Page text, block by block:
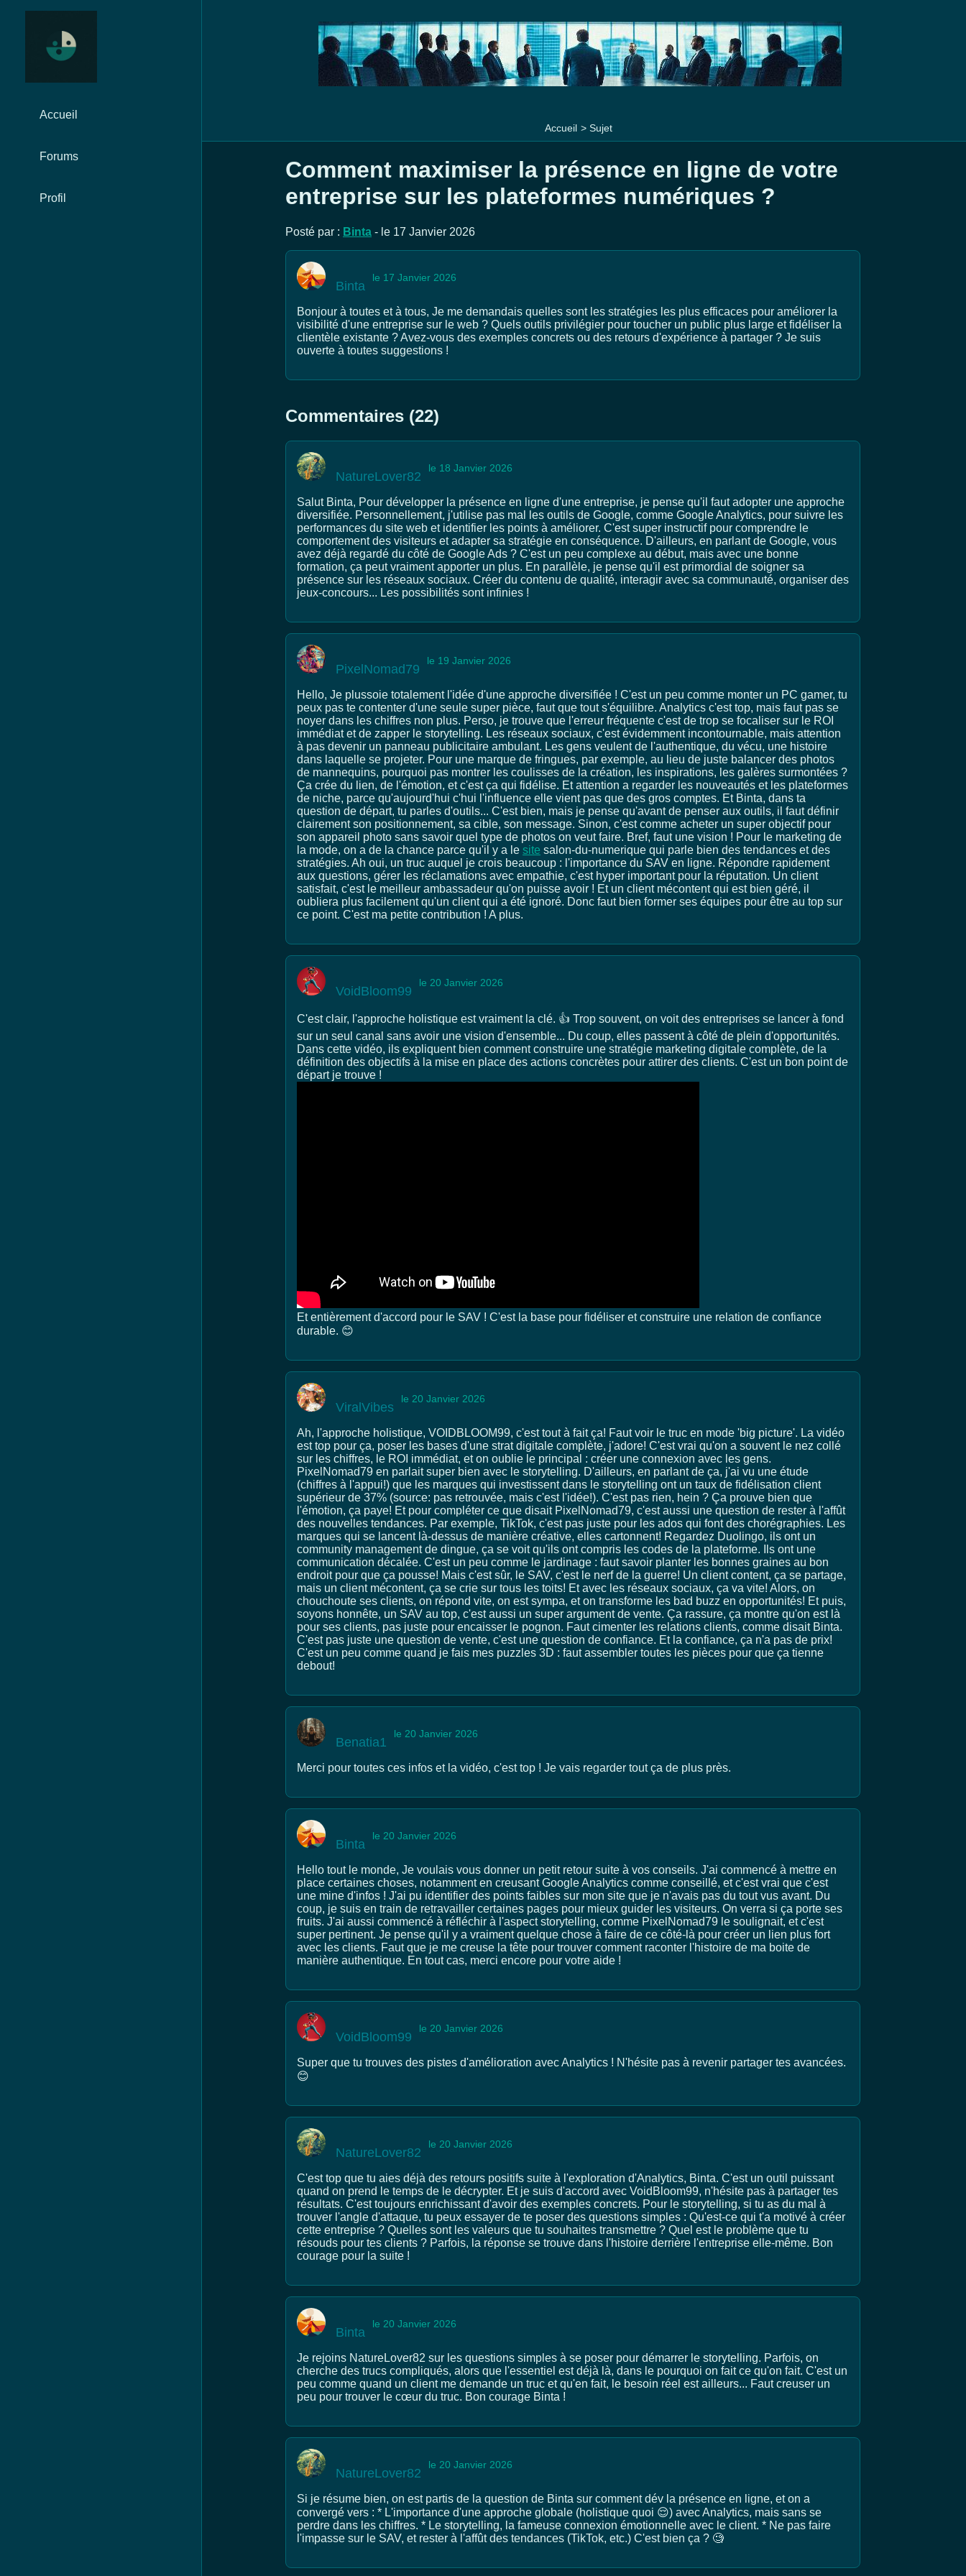
Accueil > Sujet
Accueil
Forums
Profil
Comment maximiser la présence en ligne de votre
entreprise sur les plateformes numériques ?
Posté par : Binta - le 17 Janvier 2026
Binta
le 17 Janvier 2026
Bonjour à toutes et à tous, Je me demandais quelles sont les stratégies les plus efficaces pour améliorer la
visibilité d'une entreprise sur le web ? Quels outils privilégier pour toucher un public plus large et fidéliser la
clientèle existante ? Avez-vous des exemples concrets ou des retours d'expérience à partager ? Je suis
ouverte à toutes suggestions !
Commentaires (22)
NatureLover82
le 18 Janvier 2026
Salut Binta, Pour développer la présence en ligne d'une entreprise, je pense qu'il faut adopter une approche
diversifiée. Personnellement, j'utilise pas mal les outils de Google, comme Google Analytics, pour suivre les
performances du site web et identifier les points à améliorer. C'est super instructif pour comprendre le
comportement des visiteurs et adapter sa stratégie en conséquence. D'ailleurs, en parlant de Google, vous
avez déjà regardé du côté de Google Ads ? C'est un peu complexe au début, mais avec une bonne
formation, ça peut vraiment apporter un plus. En parallèle, je pense qu'il est primordial de soigner sa
présence sur les réseaux sociaux. Créer du contenu de qualité, interagir avec sa communauté, organiser des
jeux-concours... Les possibilités sont infinies !
PixelNomad79
le 19 Janvier 2026
Hello, Je plussoie totalement l'idée d'une approche diversifiée ! C'est un peu comme monter un PC gamer, tu
peux pas te contenter d'une seule super pièce, faut que tout s'équilibre. Analytics c'est top, mais faut pas se
noyer dans les chiffres non plus. Perso, je trouve que l'erreur fréquente c'est de trop se focaliser sur le ROI
immédiat et de zapper le storytelling. Les réseaux sociaux, c'est évidemment incontournable, mais attention
à pas devenir un panneau publicitaire ambulant. Les gens veulent de l'authentique, du vécu, une histoire
dans laquelle se projeter. Pour une marque de fringues, par exemple, au lieu de juste balancer des photos
de mannequins, pourquoi pas montrer les coulisses de la création, les inspirations, les galères surmontées ?
Ça crée du lien, de l'émotion, et c'est ça qui fidélise. Et attention a regarder les nouveautés et les plateformes
de niche, parce qu'aujourd'hui c'hui l'influence elle vient pas que des gros comptes. Et Binta, dans ta
question de départ, tu parles d'outils... C'est bien, mais je pense qu'avant de penser aux outils, il faut définir
clairement son positionnement, sa cible, son message. Sinon, c'est comme acheter un super objectif pour
son appareil photo sans savoir quel type de photos on veut faire. Bref, faut une vision ! Pour le marketing de
la mode, on a de la chance parce qu'il y a le site salon-du-numerique qui parle bien des tendances et des
stratégies. Ah oui, un truc auquel je crois beaucoup : l'importance du SAV en ligne. Répondre rapidement
aux questions, gérer les réclamations avec empathie, c'est hyper important pour la réputation. Un client
satisfait, c'est le meilleur ambassadeur qu'on puisse avoir ! Et un client mécontent qui est bien géré, il
oubliera plus facilement qu'un client qui a été ignoré. Donc faut bien former ses équipes pour être au top sur
ce point. C'est ma petite contribution ! A plus.
VoidBloom99
le 20 Janvier 2026
C'est clair, l'approche holistique est vraiment la clé. 👍 Trop souvent, on voit des entreprises se lancer à fond
sur un seul canal sans avoir une vision d'ensemble... Du coup, elles passent à côté de plein d'opportunités.
Dans cette vidéo, ils expliquent bien comment construire une stratégie marketing digitale complète, de la
définition des objectifs à la mise en place des actions concrètes pour attirer des clients. C'est un bon point de
départ je trouve !
Et entièrement d'accord pour le SAV ! C'est la base pour fidéliser et construire une relation de confiance
durable. 😊
ViralVibes
le 20 Janvier 2026
Ah, l'approche holistique, VOIDBLOOM99, c'est tout à fait ça! Faut voir le truc en mode 'big picture'. La vidéo
est top pour ça, poser les bases d'une strat digitale complète, j'adore! C'est vrai qu'on a souvent le nez collé
sur les chiffres, le ROI immédiat, et on oublie le principal : créer une connexion avec les gens.
PixelNomad79 en parlait super bien avec le storytelling. D'ailleurs, en parlant de ça, j'ai vu une étude
(chiffres à l'appui!) que les marques qui investissent dans le storytelling ont un taux de fidélisation client
supérieur de 37% (source: pas retrouvée, mais c'est l'idée!). C'est pas rien, hein ? Ça prouve bien que
l'émotion, ça paye! Et pour compléter ce que disait PixelNomad79, c'est aussi une question de rester à l'affût
des nouvelles tendances. Par exemple, TikTok, c'est pas juste pour les ados qui font des chorégraphies. Les
marques qui se lancent là-dessus de manière créative, elles cartonnent! Regardez Duolingo, ils ont un
community management de dingue, ça se voit qu'ils ont compris les codes de la plateforme. Ils ont une
communication décalée. C'est un peu comme le jardinage : faut savoir planter les bonnes graines au bon
endroit pour que ça pousse! Mais c'est sûr, le SAV, c'est le nerf de la guerre! Un client content, ça se partage,
mais un client mécontent, ça se crie sur tous les toits! Et avec les réseaux sociaux, ça va vite! Alors, on
chouchoute ses clients, on répond vite, on est sympa, et on transforme les bad buzz en opportunités! Et puis,
soyons honnête, un SAV au top, c'est aussi un super argument de vente. Ça rassure, ça montre qu'on est là
pour ses clients, pas juste pour encaisser le pognon. Faut cimenter les relations clients, comme disait Binta.
C'est pas juste une question de vente, c'est une question de confiance. Et la confiance, ça n'a pas de prix!
C'est un peu comme quand je fais mes puzzles 3D : faut assembler toutes les pièces pour que ça tienne
debout!
Benatia1
le 20 Janvier 2026
Merci pour toutes ces infos et la vidéo, c'est top ! Je vais regarder tout ça de plus près.
Binta
le 20 Janvier 2026
Hello tout le monde, Je voulais vous donner un petit retour suite à vos conseils. J'ai commencé à mettre en
place certaines choses, notamment en creusant Google Analytics comme conseillé, et c'est vrai que c'est
une mine d'infos ! J'ai pu identifier des points faibles sur mon site que je n'avais pas du tout vus avant. Du
coup, je suis en train de retravailler certaines pages pour mieux guider les visiteurs. On verra si ça porte ses
fruits. J'ai aussi commencé à réfléchir à l'aspect storytelling, comme PixelNomad79 le soulignait, et c'est
super pertinent. Je pense qu'il y a vraiment quelque chose à faire de ce côté-là pour créer un lien plus fort
avec les clients. Faut que je me creuse la tête pour trouver comment raconter l'histoire de ma boite de
manière authentique. En tout cas, merci encore pour votre aide !
VoidBloom99
le 20 Janvier 2026
Super que tu trouves des pistes d'amélioration avec Analytics ! N'hésite pas à revenir partager tes avancées.
😊
NatureLover82
le 20 Janvier 2026
C'est top que tu aies déjà des retours positifs suite à l'exploration d'Analytics, Binta. C'est un outil puissant
quand on prend le temps de le décrypter. Et je suis d'accord avec VoidBloom99, n'hésite pas à partager tes
résultats. C'est toujours enrichissant d'avoir des exemples concrets. Pour le storytelling, si tu as du mal à
trouver l'angle d'attaque, tu peux essayer de te poser des questions simples : Qu'est-ce qui t'a motivé à créer
cette entreprise ? Quelles sont les valeurs que tu souhaites transmettre ? Quel est le problème que tu
résouds pour tes clients ? Parfois, la réponse se trouve dans l'histoire derrière l'entreprise elle-même. Bon
courage pour la suite !
Binta
le 20 Janvier 2026
Je rejoins NatureLover82 sur les questions simples à se poser pour démarrer le storytelling. Parfois, on
cherche des trucs compliqués, alors que l'essentiel est déjà là, dans le pourquoi on fait ce qu'on fait. C'est un
peu comme quand un client me demande un truc et qu'en fait, le besoin réel est ailleurs... Faut creuser un
peu pour trouver le cœur du truc. Bon courage Binta !
NatureLover82
le 20 Janvier 2026
Si je résume bien, on est partis de la question de Binta sur comment dév la présence en ligne, et on a
convergé vers : * L'importance d'une approche globale (holistique quoi 😌) avec Analytics, mais sans se
perdre dans les chiffres. * Le storytelling, la fameuse connexion émotionnelle avec le client. * Ne pas faire
l'impasse sur le SAV, et rester à l'affût des tendances (TikTok, etc.) C'est bien ça ? 🧐